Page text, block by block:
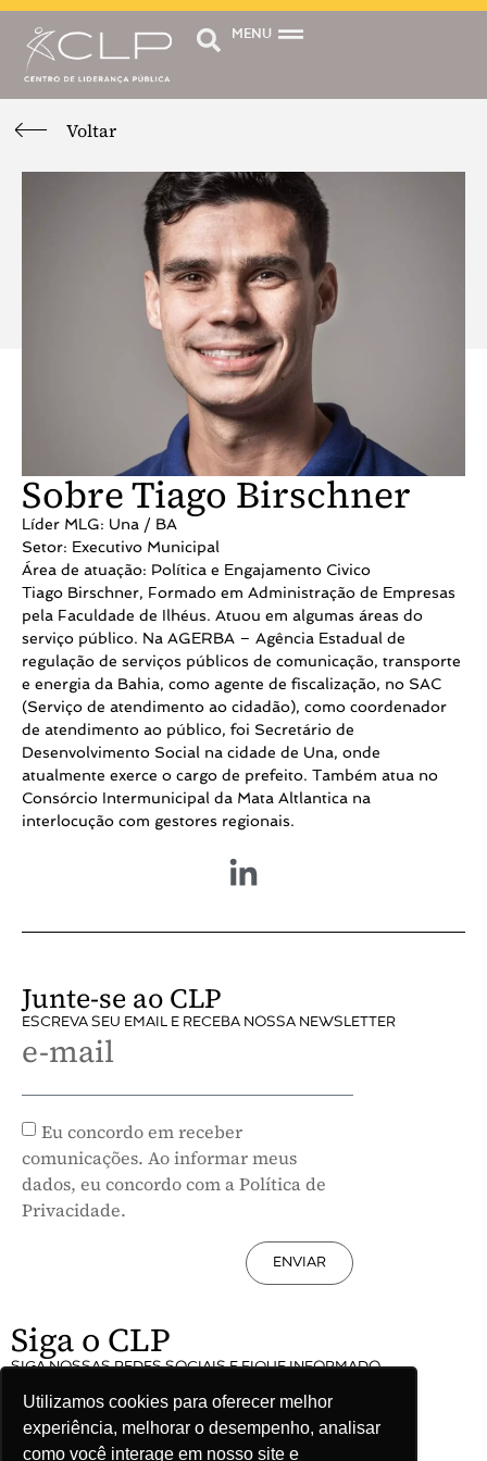
Utilizamos cookies para oferecer melhor
experiência, melhorar o desempenho, analisar
como você interage em nosso site e
MENU
Voltar
Sobre Tiago Birschner
Líder MLG: Una / BA
Setor: Executivo Municipal
Área de atuação: Política e Engajamento Civico
Tiago Birschner, Formado em Administração de Empresas
pela Faculdade de Ilhéus. Atuou em algumas áreas do
serviço público. Na AGERBA – Agência Estadual de
regulação de serviços públicos de comunicação, transporte
e energia da Bahia, como agente de fiscalização, no SAC
(Serviço de atendimento ao cidadão), como coordenador
de atendimento ao público, foi Secretário de
Desenvolvimento Social na cidade de Una, onde
atualmente exerce o cargo de prefeito. Também atua no
Consórcio Intermunicipal da Mata Altlantica na
interlocução com gestores regionais.
Junte-se ao CLP
ESCREVA SEU EMAIL E RECEBA NOSSA NEWSLETTER
e-mail
Eu concordo em receber
comunicações. Ao informar meus
dados, eu concordo com a Política de
Privacidade.
ENVIAR
Siga o CLP
SIGA NOSSAS REDES SOCIAIS E FIQUE INFORMADO